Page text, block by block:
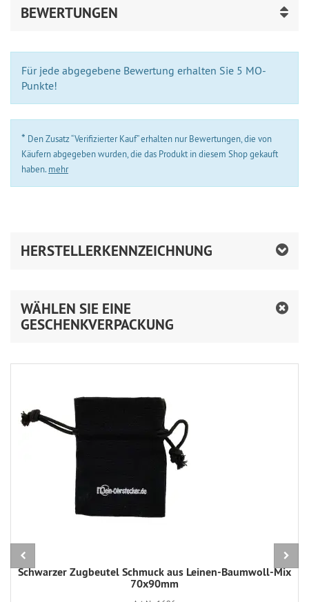
BEWERTUNGEN
Für jede abgegebene Bewertung erhalten Sie 5 MO-
Punkte!
* Den Zusatz “Verifizierter Kauf” erhalten nur Bewertungen, die von
Käufern abgegeben wurden, die das Produkt in diesem Shop gekauft
haben. mehr
HERSTELLERKENNZEICHNUNG
WÄHLEN SIE EINE
GESCHENKVERPACKUNG
Schwarzer Zugbeutel Schmuck aus Leinen-Baumwoll-Mix
70x90mm